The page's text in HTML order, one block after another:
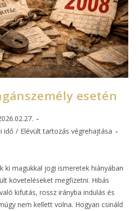
esetén
idő / Elévült tartozás végrehajtása
ki magukkal jogi ismeretek hiányában
követeléseket megfizetni. Hibás
kifutás, rossz irányba indulás és
nem kellett volna. Hogyan csináld